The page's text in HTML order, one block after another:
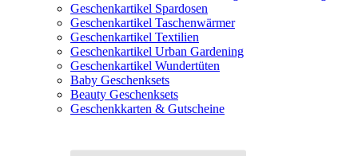
Geschenkartikel Spardosen
Geschenkartikel Taschenwärmer
Geschenkartikel Textilien
Geschenkartikel Urban Gardening
Geschenkartikel Wundertüten
Baby Geschenksets
Beauty Geschenksets
Geschenkkarten & Gutscheine